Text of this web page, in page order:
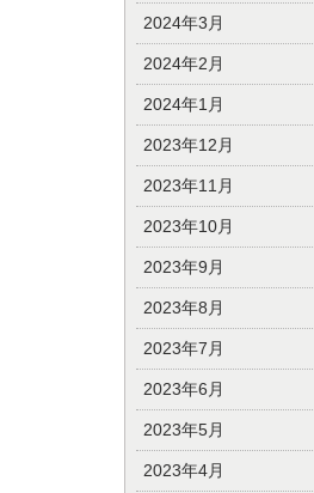
2024年3月
2024年2月
2024年1月
2023年12月
2023年11月
2023年10月
2023年9月
2023年8月
2023年7月
2023年6月
2023年5月
2023年4月